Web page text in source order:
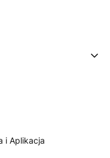
i Aplikacja